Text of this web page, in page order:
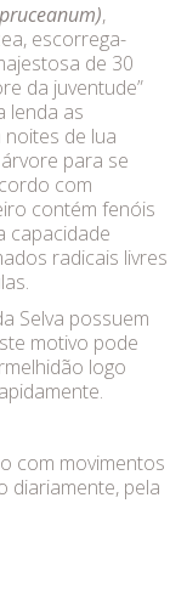
,
escorrega-
de 30
da juventude”
lenda as
de lua
para se
com
contém fenóis
capacidade
radicais livres
Selva possuem
motivo pode
logo
com movimentos
diariamente, pela